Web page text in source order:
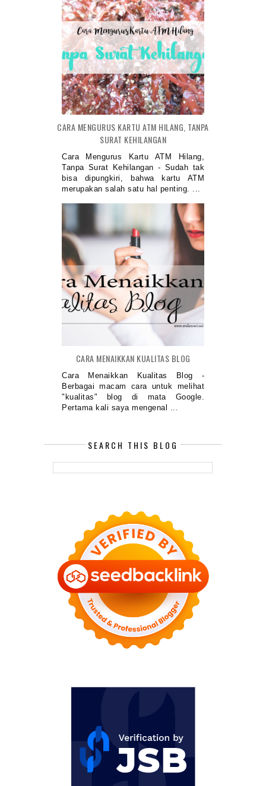
CARA MENGURUS KARTU ATM HILANG, TANPA
SURAT KEHILANGAN
Cara Mengurus Kartu ATM Hilang,
Tanpa Surat Kehilangan - Sudah tak
bisa dipungkiri, bahwa kartu ATM
merupakan salah satu hal penting. ...
CARA MENAIKKAN KUALITAS BLOG
Cara Menaikkan Kualitas Blog -
Berbagai macam cara untuk melihat
"kualitas" blog di mata Google.
Pertama kali saya mengenal ...
SEARCH THIS BLOG